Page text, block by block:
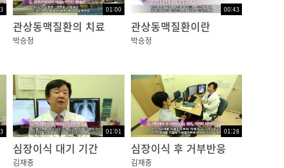
01:00
관상동맥질환의 치료
박승정
00:43
관상동맥질환이란
박승정
01:01
심장이식 대기 기간
김재중
01:28
심장이식 후 거부반응
김재중